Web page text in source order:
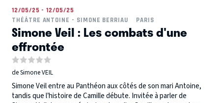
12/05/25 - 12/05/25
THÉÂTRE ANTOINE - SIMONE BERRIAU
PARIS
Simone Veil : Les combats d'une
effrontée
de Simone VEIL
Simone Veil entre au Panthéon aux côtés de son mari Antoine,
tandis que l’histoire de Camille débute. Invitée à parler de